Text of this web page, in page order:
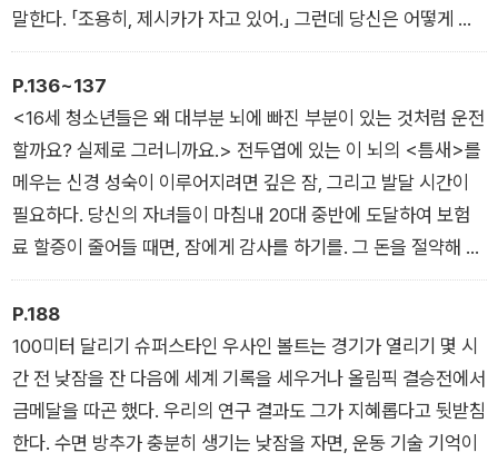
말한다. 「조용히, 제시카가 자고 있어.」 그런데 당신은 어떻게 알
았을까? 1초도 안 되는 시간에 당신은 제시카가 어떤 상태인지,
전혀 의심 없이 판단을 내린다. 왜 제시카가 혼수상태, 또는 심하
면 사망한 상태라는 생각은 하지 않는 것일까?
_3장 잠을 정의하고 청하기
P.136~137
<16세 청소년들은 왜 대부분 뇌에 빠진 부분이 있는 것처럼 운전
할까요? 실제로 그러니까요.> 전두엽에 있는 이 뇌의 <틈새>를
메우는 신경 성숙이 이루어지려면 깊은 잠, 그리고 발달 시간이
필요하다. 당신의 자녀들이 마침내 20대 중반에 도달하여 보험
료 할증이 줄어들 때면, 잠에게 감사를 하기를. 그 돈을 절약해 주
는 것이 바로 잠이니까.
_5장 평생에 걸친 잠의 변화
P.188
100미터 달리기 슈퍼스타인 우사인 볼트는 경기가 열리기 몇 시
간 전 낮잠을 잔 다음에 세계 기록을 세우거나 올림픽 결승전에서
금메달을 따곤 했다. 우리의 연구 결과도 그가 지혜롭다고 뒷받침
한다. 수면 방추가 충분히 생기는 낮잠을 자면, 운동 기술 기억이